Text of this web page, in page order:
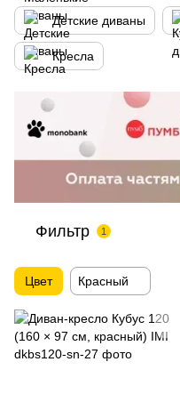
Детские диваны
Кресла
Фильтр 1
Цвет Красный